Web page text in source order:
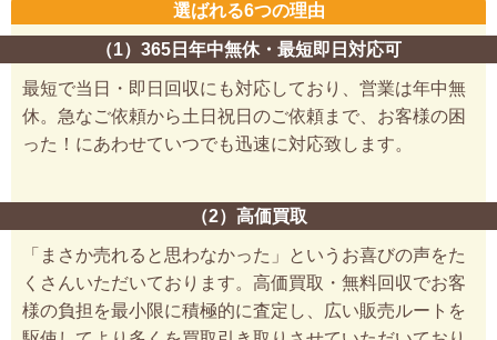
選ばれる6つの理由
（1）365日年中無休・最短即日対応可
最短で当日・即日回収にも対応しており、営業は年中無
休。急なご依頼から土日祝日のご依頼まで、お客様の困
った！にあわせていつでも迅速に対応致します。
（2）高価買取
「まさか売れると思わなかった」というお喜びの声をた
くさんいただいております。高価買取・無料回収でお客
様の負担を最小限に積極的に査定し、広い販売ルートを